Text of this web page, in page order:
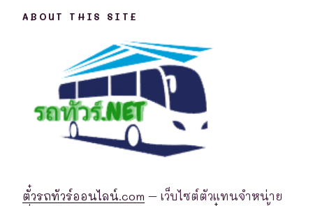
ABOUT THIS SITE
ตั๋วรถทัวร์ออนไลน์.com – เว็บไซต์ตัวแทนจำหน่าย